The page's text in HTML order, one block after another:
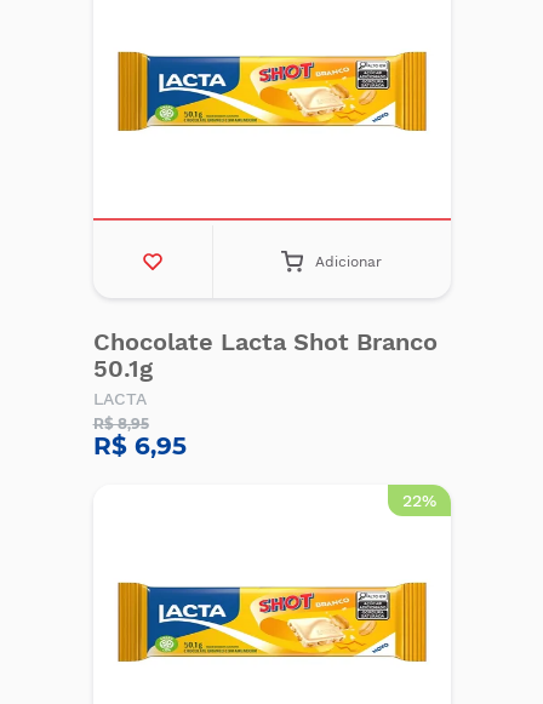
Adicionar
Chocolate Lacta Shot Branco
50.1g
LACTA
R$ 8,95
R$ 6,95
22%